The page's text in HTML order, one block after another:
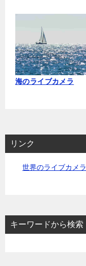
海のライブカメラ
リンク
世界のライブカメラ
キーワードから検索